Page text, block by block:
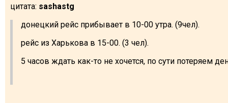
цитата: sashastg
донецкий рейс прибывает в 10-00 утра. (9чел).
рейс из Харькова в 15-00. (3 чел).
5 часов ждать как-то не хочется, по сути потеряем